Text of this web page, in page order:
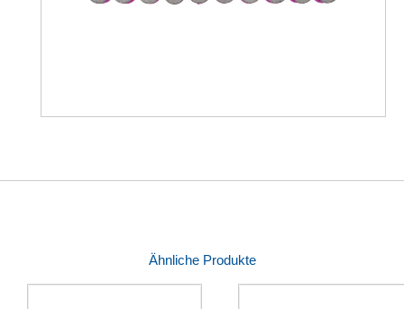
Ähnliche Produkte